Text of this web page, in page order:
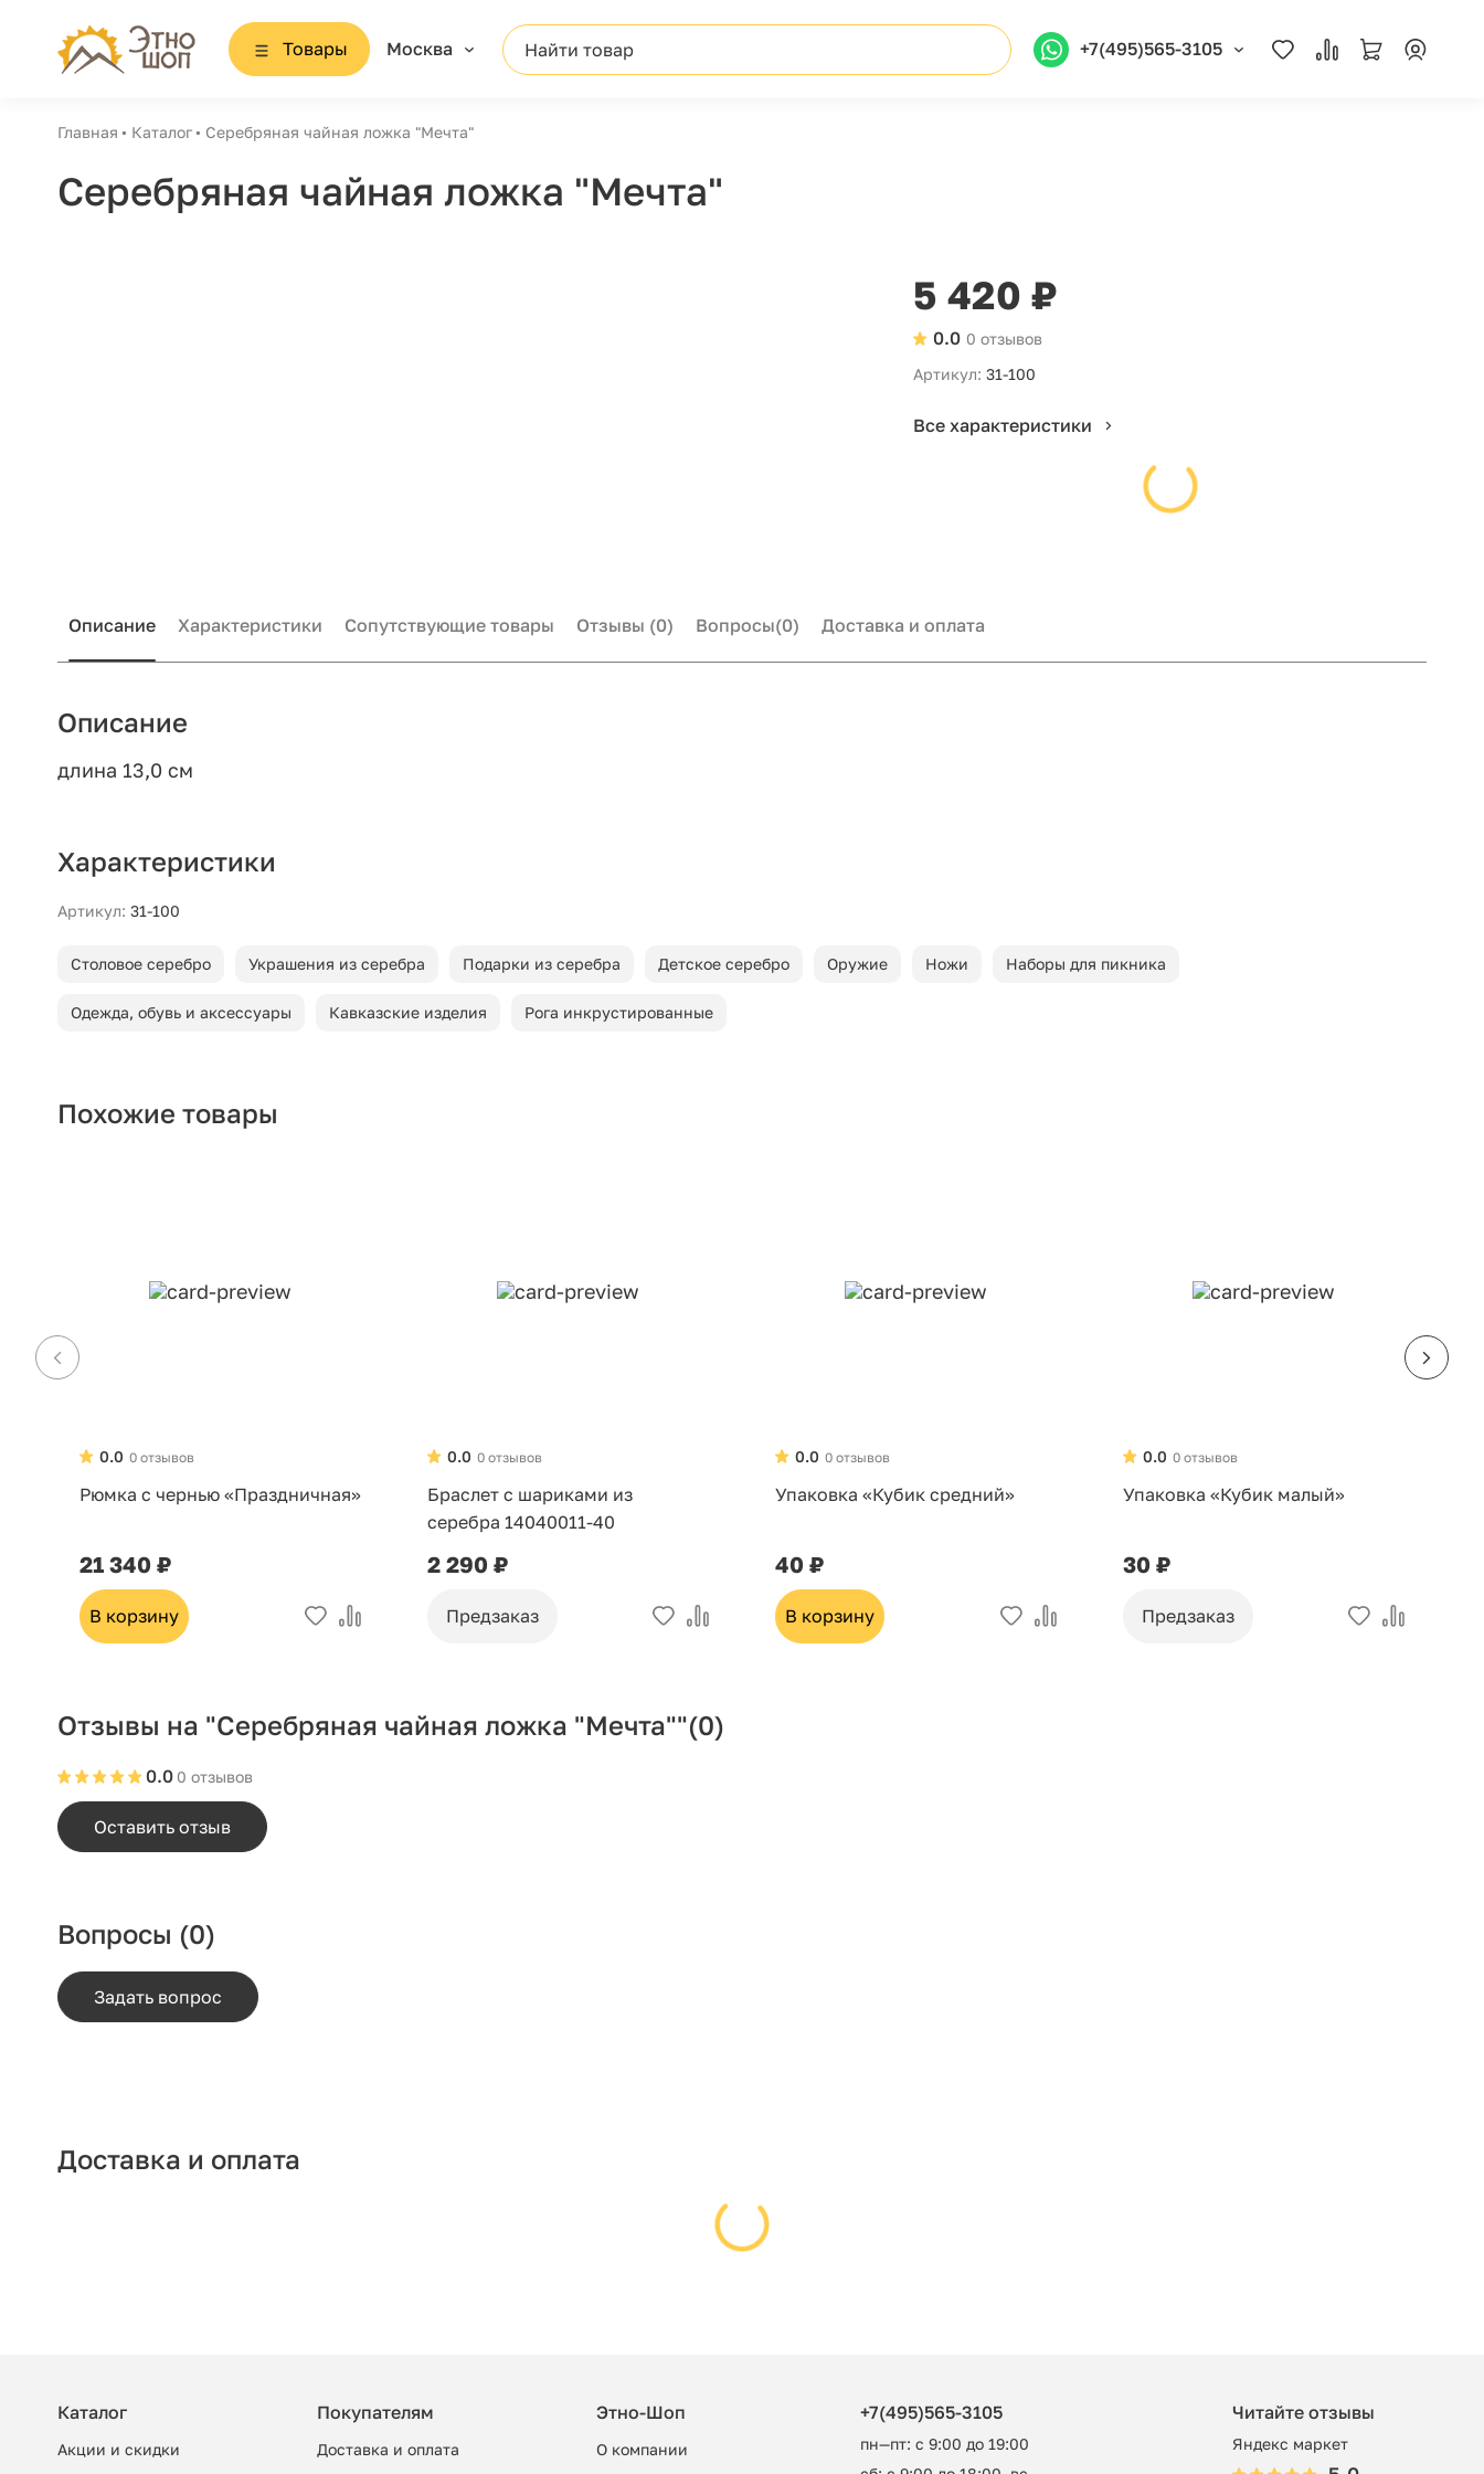
Товары Москва Найти товар +7(495)565-3105
Главная Каталог Серебряная чайная ложка "Мечта"
Серебряная чайная ложка "Мечта"
5 420 ₽
0 отзывов
0.0
Артикул: 31-100
Все характеристики
Описание Характеристики Сопутствующие товары Отзывы (0) Вопросы(0) Доставка и оплата
Описание
длина 13,0 см
Характеристики
Артикул: 31-100
Столовое серебро Украшения из серебра Подарки из серебра Детское серебро Оружие Ножи Наборы для пикника
Одежда, обувь и аксессуары Кавказские изделия Рога инкрустированные
Похожие товары
0 отзывов
0.0
Рюмка с чернью «Праздничная»
21 340 ₽
В корзину
0 отзывов
0.0
Браслет с шариками из
серебра 14040011-40
2 290 ₽
Предзаказ
0 отзывов
0.0
Упаковка «Кубик средний»
40 ₽
В корзину
0 отзывов
0.0
Упаковка «Кубик малый»
30 ₽
Предзаказ
Отзывы на "Серебряная чайная ложка "Мечта""(0)
0 отзывов
0.0
Оставить отзыв
Вопросы (0)
Задать вопрос
Доставка и оплата
Каталог
Акции и скидки
Покупателям
Доставка и оплата
Этно-Шоп
О компании
+7(495)565-3105
пн—пт: с 9:00 до 19:00
Читайте отзывы
Яндекс маркет